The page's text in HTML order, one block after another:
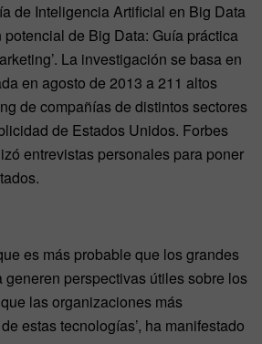
de Inteligencia Artificial en Big Data
potencial de Big Data: Guía práctica
La investigación se basa en
en agosto de 2013 a 211 altos
de compañías de distintos sectores
de Estados Unidos. Forbes
entrevistas personales para poner
es más probable que los grandes
generen perspectivas útiles sobre los
las organizaciones más
estas tecnologías’, ha manifestado